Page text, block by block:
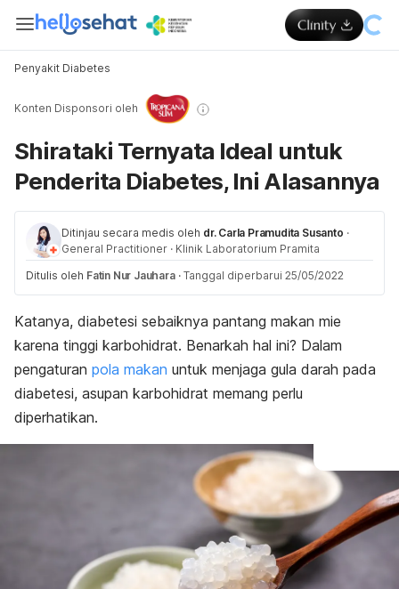
Penyakit Diabetes
Konten Disponsori oleh
Shirataki Ternyata Ideal untuk
Penderita Diabetes, Ini Alasannya
Ditinjau secara medis oleh dr. Carla Pramudita Susanto ·
General Practitioner · Klinik Laboratorium Pramita
Ditulis oleh Fatin Nur Jauhara · Tanggal diperbarui 25/05/2022
Katanya, diabetesi sebaiknya pantang makan mie
karena tinggi karbohidrat. Benarkah hal ini? Dalam
pengaturan pola makan untuk menjaga gula darah pada
diabetesi, asupan karbohidrat memang perlu
diperhatikan.